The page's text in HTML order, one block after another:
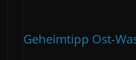
Geheimtipp Ost-